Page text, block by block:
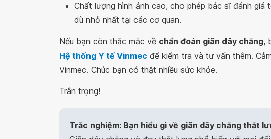
Chất lượng hình ảnh cao, cho phép bác sĩ đánh
dù nhỏ nhất tại các cơ quan.
Nếu bạn còn thắc mắc về chẩn đoán giãn dây chằng,
Hệ thống Y tế Vinmec để kiểm tra và tư vấn thêm.
Vinmec. Chúc bạn có thật nhiều sức khỏe.
Trân trọng!
Trắc nghiệm: Bạn hiểu gì về giãn dây chằng thắt